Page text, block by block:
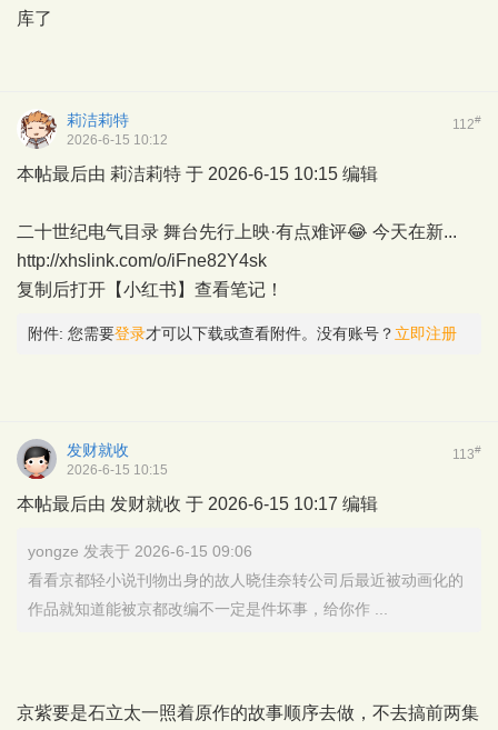
库了
112#
莉洁莉特
2026-6-15 10:12
本帖最后由 莉洁莉特 于 2026-6-15 10:15 编辑
二十世纪电气目录 舞台先行上映·有点难评😂 今天在新...
http://xhslink.com/o/iFne82Y4sk
复制后打开【小红书】查看笔记！
附件: 您需要登录才可以下载或查看附件。没有账号？ 立即注册
113#
发财就收
2026-6-15 10:15
本帖最后由 发财就收 于 2026-6-15 10:17 编辑
yongze 发表于 2026-6-15 09:06
看看京都轻小说刊物出身的故人晓佳奈转公司后最近被动画化的
作品就知道能被京都改编不一定是件坏事，给你作 ...
京紫要是石立太一照着原作的故事顺序去做，不去搞前两集